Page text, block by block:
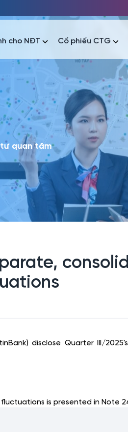
giao dịch Công bố thông tin
cho NĐT Cổ phiếu CTG
giao dịch Công bố thông tin
quan tâm
disclose Quarter III/
is presented in Note